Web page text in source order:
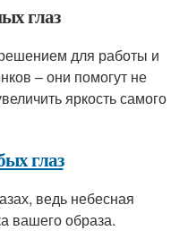
глаз
для работы и
– они помогут не
яркость самого
глаз
ведь небесная
вашего образа.